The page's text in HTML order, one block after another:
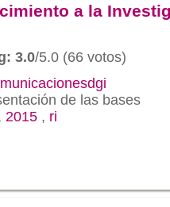
a la
3.0/5.0 (66 votos)
de las bases
2015 , ri